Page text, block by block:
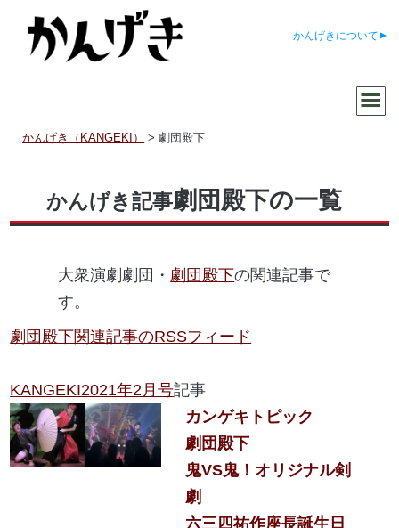
かんげきについて
かんげき（KANGEKI） >劇団殿下
かんげき記事劇団殿下の一覧
大衆演劇劇団・ 劇団殿下の関連記事で
す。
劇団殿下関連記事のRSSフィード
KANGEKI2021年2月号記事
カンゲキトピック
劇団殿下
鬼VS鬼！オリジナル剣
劇
六三四祐作座長誕生日